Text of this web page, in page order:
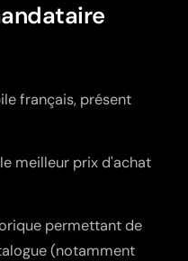
français, présent
meilleur prix d'achat
permettant de
(notamment